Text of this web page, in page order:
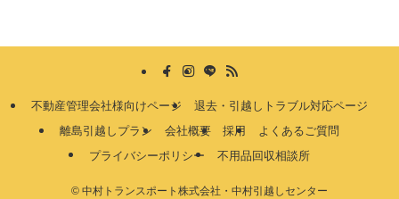
不動産管理会社様向けページ
退去・引越しトラブル対応ページ
離島引越しプラン
会社概要 採用
よくあるご質問
プライバシーポリシー
不用品回収相談所
© 中村トランスポート株式会社・中村引越しセンター